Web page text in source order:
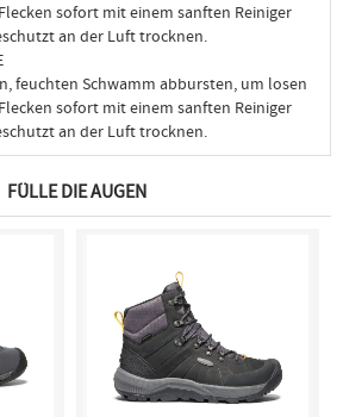
sofort mit einem sanften Reiniger
an der Luft trocknen.
feuchten Schwamm abbursten, um losen
sofort mit einem sanften Reiniger
an der Luft trocknen.
FÜLLE DIE AUGEN